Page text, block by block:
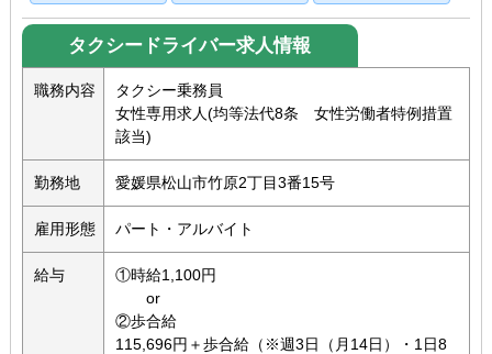
タクシードライバー求人情報
職務内容
タクシー乗務員
女性専用求人(均等法代8条 女性労働者特例措置
該当)
勤務地 愛媛県松山市竹原2丁目3番15号
雇用形態 パート・アルバイト
給与
①時給1,100円
or
②歩合給
115,696円＋歩合給（※週3日（月14日）・1日8